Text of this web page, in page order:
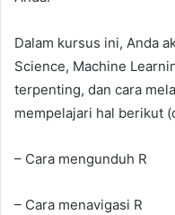
Dalam kursus ini, Anda
Science, Machine
terpenting, dan cara
mempelajari hal berikut
– Cara mengunduh R
– Cara menavigasi R